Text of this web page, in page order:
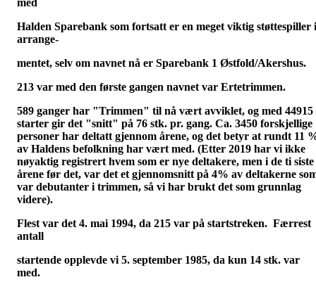
med
Halden Sparebank som fortsatt er en meget viktig støttespiller i
arrange-
mentet, selv om navnet nå er Sparebank 1 Østfold/Akershus.
213 var med den første gangen navnet var Ertetrimmen.
589 ganger har "Trimmen" til nå vært avviklet, og med 44915
starter gir det "snitt" på 76 stk. pr. gang. Ca. 3450 forskjellige
personer har deltatt gjennom årene, og det betyr at rundt 11
av Haldens befolkning har vært med. (Etter 2019 har vi ikke
nøyaktig registrert hvem som er nye deltakere, men i de ti siste
årene før det, var det et gjennomsnitt på 4% av deltakerne
var debutanter i trimmen, så vi har brukt det som grunnlag
videre).
Flest var det 4. mai 1994, da 215 var på startstreken. Færrest
antall
startende opplevde vi 5. september 1985, da kun 14 stk. var
med.